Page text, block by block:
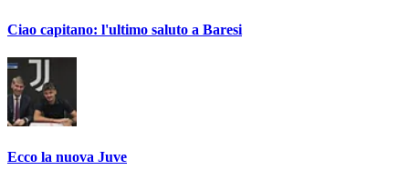
Ciao capitano: l'ultimo saluto a Baresi
Ecco la nuova Juve